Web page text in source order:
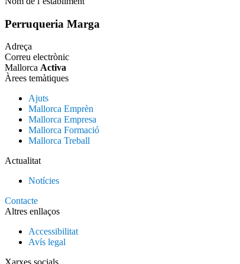
Perruqueria Marga
Adreça
Correu electrònic
Mallorca Activa
Àrees temàtiques
Ajuts
Mallorca Emprèn
Mallorca Empresa
Mallorca Formació
Mallorca Treball
Actualitat
Notícies
Contacte
Altres enllaços
Accessibilitat
Avís legal